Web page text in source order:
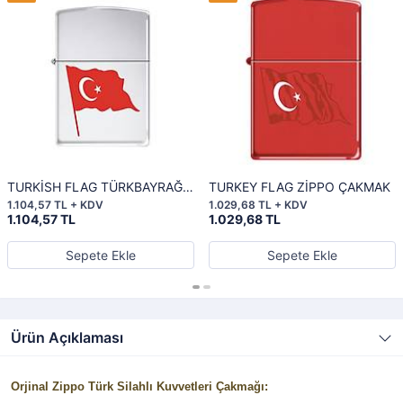
TURKİSH FLAG TÜRKBAYRAĞI
ZİPPO ÇAKMAK
1.104,57 TL
1.104,57 TL + KDV
Sepete Ekle
TURKEY FLAG ZİPPO ÇAKMAK
1.029,68 TL
1.029,68 TL + KDV
Sepete Ekle
Ürün Açıklaması
Orjinal Zippo Türk Silahlı Kuvvetleri Çakmağı: